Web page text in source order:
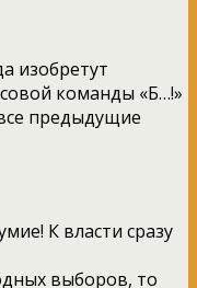
изобретут
команды «Б…!»
предыдущие
К власти сразу
выборов, то